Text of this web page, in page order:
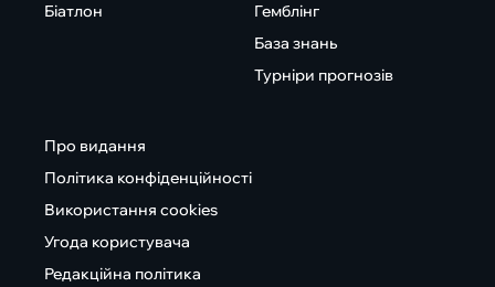
Біатлон
Гемблінг
База знань
Турніри прогнозів
Про видання
Політика конфіденційності
Використання cookies
Угода користувача
Редакційна політика